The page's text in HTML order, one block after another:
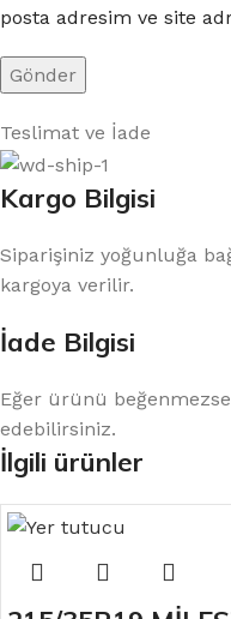
posta adresim ve site
Teslimat ve İade
Kargo Bilgisi
Siparişiniz yoğunluğa
kargoya verilir.
İade Bilgisi
Eğer ürünü
edebilirsiniz.
İlgili ürünler